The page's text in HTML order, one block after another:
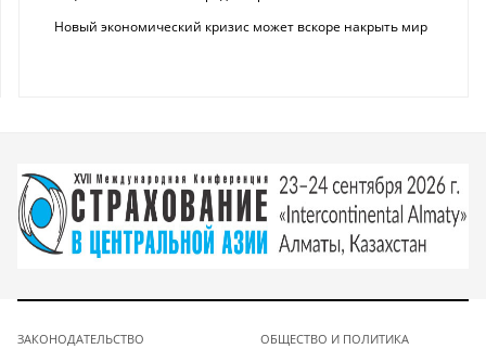
Новый экономический кризис может вскоре накрыть мир
ЗАКОНОДАТЕЛЬСТВО
ОБЩЕСТВО И ПОЛИТИКА